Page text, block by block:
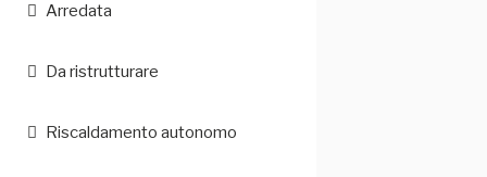
Arredata
Da ristrutturare
Riscaldamento autonomo